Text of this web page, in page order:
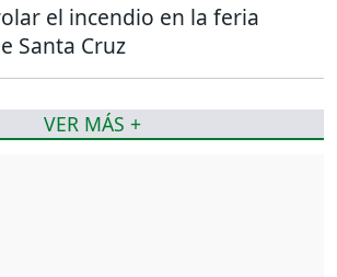
el incendio en la feria
Santa Cruz
VER MÁS +